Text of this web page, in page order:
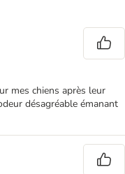
mes chiens après leur
désagréable émanant